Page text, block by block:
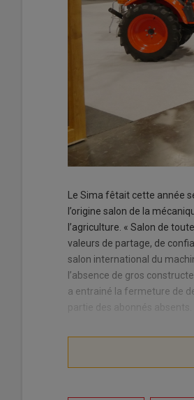
Le Sima fêtait cette année
l’origine salon de la
l’agriculture. « Salon de
valeurs de partage, de
salon international du
l’absence de gros
a entrainé la fermeture de
partie des abonnés absents.